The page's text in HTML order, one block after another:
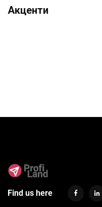
Акценти
Find us here